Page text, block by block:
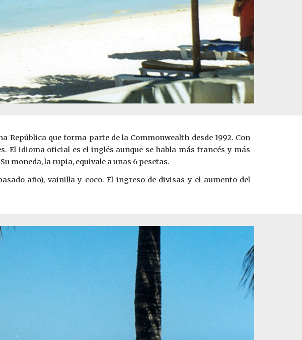
que forma parte de la Commonwealth desde 1992. Con
idioma oficial es el inglés aunque se habla más francés y más
moneda, la rupia, equivale a unas 6 pesetas.
año), vainilla y coco. El ingreso de divisas y el aumento del